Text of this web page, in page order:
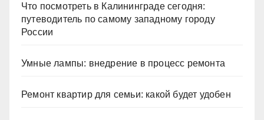
Что посмотреть в Калининграде сегодня:
путеводитель по самому западному городу
России
Умные лампы: внедрение в процесс ремонта
Ремонт квартир для семьи: какой будет удобен